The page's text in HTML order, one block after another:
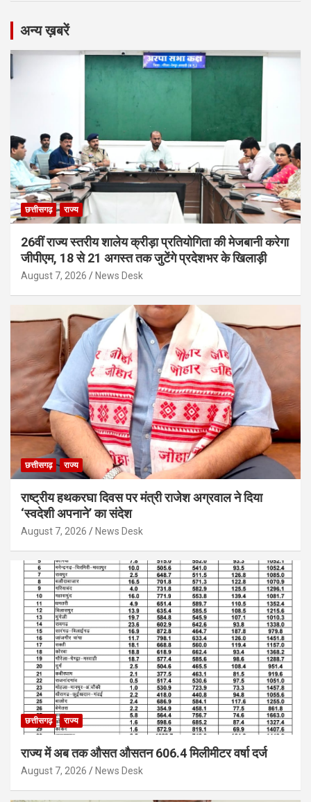
अन्य ख़बरें
छत्तीसगढ़ राज्य
26वीं राज्य स्तरीय शालेय क्रीड़ा प्रतियोगिता की मेजबानी करेगा
जीपीएम, 18 से 21 अगस्त तक जुटेंगे प्रदेशभर के खिलाड़ी
August 7, 2026 News Desk
छत्तीसगढ़ राज्य
राष्ट्रीय हथकरघा दिवस पर मंत्री राजेश अग्रवाल ने दिया
‘स्वदेशी अपनाने’ का संदेश
August 7, 2026 News Desk
छत्तीसगढ़ राज्य
राज्य में अब तक औसत औसतन 606.4 मिलीमीटर वर्षा दर्ज
August 7, 2026 News Desk